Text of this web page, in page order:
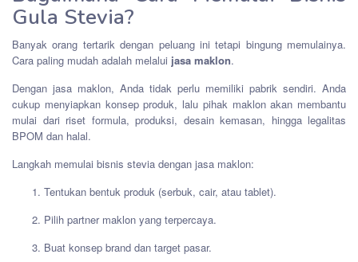
Gula Stevia?
Banyak orang tertarik dengan peluang ini tetapi bingung memulainya.
Cara paling mudah adalah melalui jasa maklon.
Dengan jasa maklon, Anda tidak perlu memiliki pabrik sendiri. Anda
cukup menyiapkan konsep produk, lalu pihak maklon akan membantu
mulai dari riset formula, produksi, desain kemasan, hingga legalitas
BPOM dan halal.
Langkah memulai bisnis stevia dengan jasa maklon:
Tentukan bentuk produk (serbuk, cair, atau tablet).
Pilih partner maklon yang terpercaya.
Buat konsep brand dan target pasar.